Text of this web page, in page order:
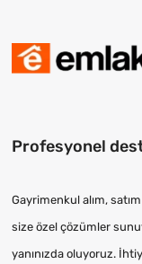
Profesyonel
Gayrimenkul alım,
size özel çözümler
yanınızda oluyoruz.